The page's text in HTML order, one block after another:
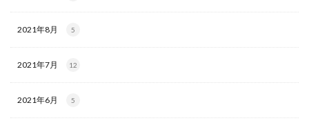
2021年8月 5
2021年7月 12
2021年6月 5